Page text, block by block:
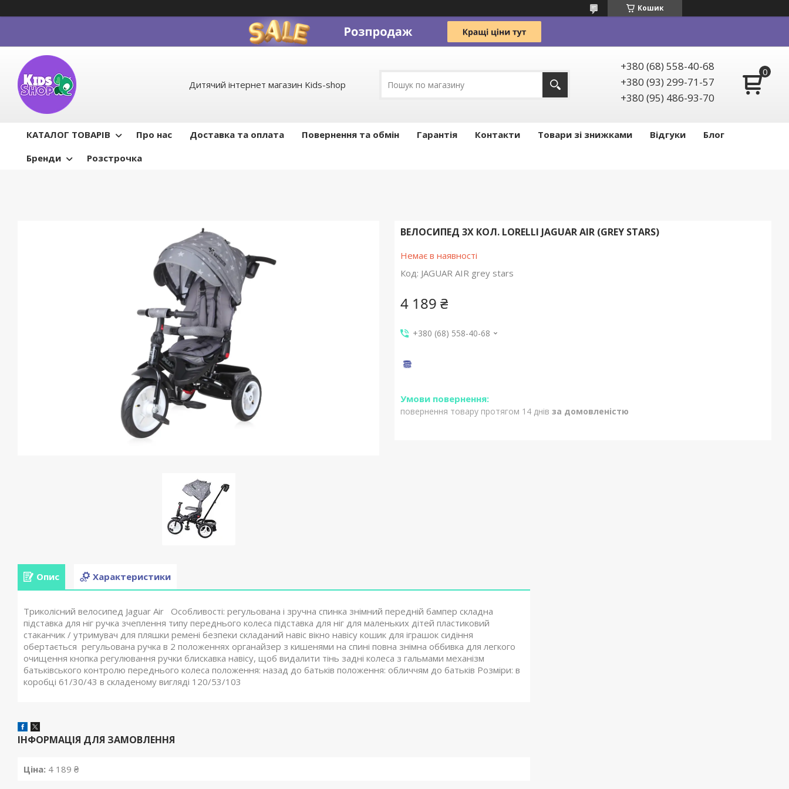
Кошик
Дитячий інтернет магазин Kids-shop
+380 (68) 558-40-68
+380 (93) 299-71-57
+380 (95) 486-93-70
КАТАЛОГ ТОВАРІВ Про нас Доставка та оплата Повернення та обмін Гарантія Контакти Товари зі знижками Відгуки
Блог
Бренди
Розстрочка
ВЕЛОСИПЕД 3Х КОЛ. LORELLI JAGUAR AIR (GREY STARS)
Немає в наявності
Код: JAGUAR AIR grey stars
4 189 ₴
+380 (68) 558-40-68
повернення товару протягом 14 днів за домовленістю
Опис Характеристики
Триколісний велосипед Jaguar Air Особливості: регульована і зручна спинка знімний передній бампер складна
підставка для ніг ручка зчеплення типу переднього колеса підставка для ніг для маленьких дітей пластиковий
стаканчик / утримувач для пляшки ремені безпеки складаний навіс вікно навісу кошик для іграшок сидіння
обертається регульована ручка в 2 положеннях органайзер з кишенями на спині повна знімна оббивка для легкого
очищення кнопка регулювання ручки блискавка навісу, щоб видалити тінь задні колеса з гальмами механізм
батьківського контролю переднього колеса положення: назад до батьків положення: обличчям до батьків Розміри: в
коробці 61/30/43 в складеному вигляді 120/53/103
ІНФОРМАЦІЯ ДЛЯ ЗАМОВЛЕННЯ
Ціна: 4 189 ₴